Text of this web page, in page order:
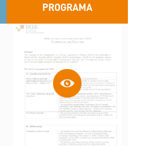
PROGRAMA